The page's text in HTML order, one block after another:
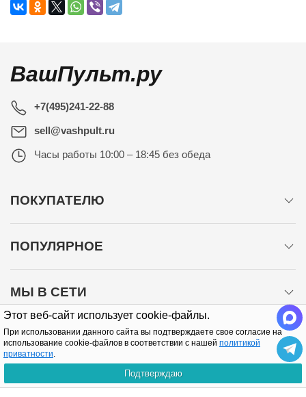
Этот веб-сайт использует cookie-файлы.
При использовании данного сайта вы подтверждаете свое согласие на
использование cookie-файлов в соответствии с нашей политикой
приватности.
Подтверждаю
ВашПульт.ру
+7(495)241-22-88
sell@vashpult.ru
Часы работы 10:00 – 18:45 без обеда
ПОКУПАТЕЛЮ
ПОПУЛЯРНОЕ
МЫ В СЕТИ